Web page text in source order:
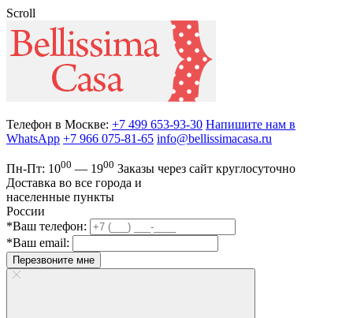
Scroll
Телефон в Москве: +7 499 653-93-30 Напишите нам в
WhatsApp +7 966 075-81-65 info@bellissimacasa.ru
Пн-Пт: 1000 — 1900 Заказы через сайт круглосуточно
Доставка во все города и
населенные пункты
России
*Ваш телефон:
*Ваш email:
Перезвоните мне